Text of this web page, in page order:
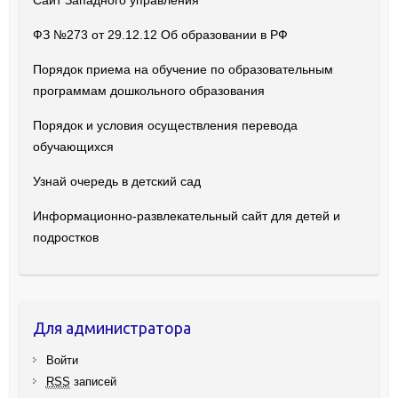
ФЗ №273 от 29.12.12 Об образовании в РФ
Порядок приема на обучение по образовательным
программам дошкольного образования
Порядок и условия осуществления перевода
обучающихся
Узнай очередь в детский сад
Информационно-развлекательный сайт для детей и
подростков
Для администратора
Войти
RSS записей